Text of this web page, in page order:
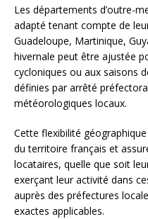
Les départements d’outre-
adapté tenant compte de
Guadeloupe, Martinique,
hivernale peut être ajustée
cycloniques ou aux saisons
définies par arrêté
météorologiques locaux.
Cette flexibilité
du territoire français et
locataires, quelle que soit
exerçant leur activité dans
auprès des préfectures
exactes applicables.